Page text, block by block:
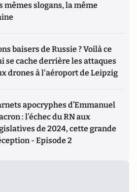
mêmes slogans, la même
baisers de Russie ? Voilà ce
se cache derrière les attaques
drones à l'aéroport de Leipzig
apocryphes d’Emmanuel
: l’échec du RN aux
de 2024, cette grande
- Episode 2